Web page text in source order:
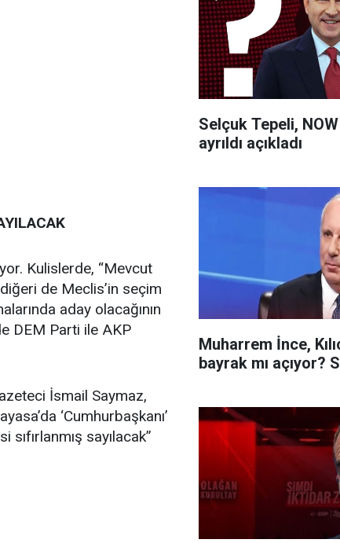
Kulislerde, “Mevcut
de Meclis’in seçim
aday olacağının
DEM Parti ile AKP
İsmail Saymaz,
‘Cumhurbaşkanı’
sayılacak”
Selçuk Tepeli,
ayrıldı açıkladı
Muharrem İnce,
bayrak mı açıyor?